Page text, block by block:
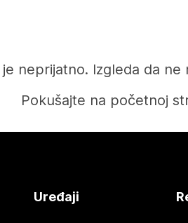
neprijatno. Izgleda da
Pokušajte na početnoj
Treba
Uređaji